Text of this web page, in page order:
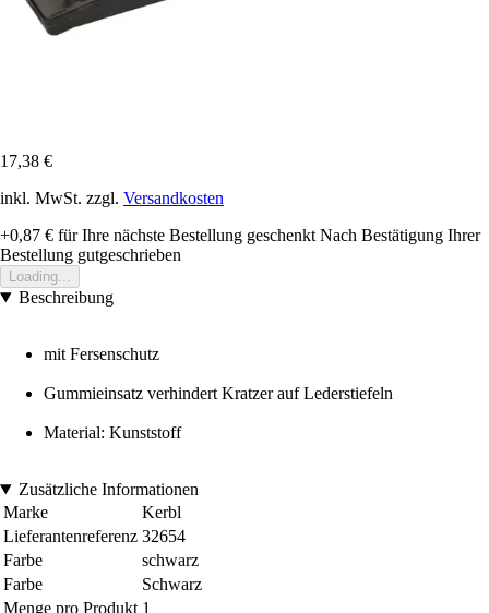
17,38 €
inkl. MwSt. zzgl. Versandkosten
+0,87 € für Ihre nächste Bestellung geschenkt Nach Bestätigung Ihrer
Bestellung gutgeschrieben
Loading...
Beschreibung
mit Fersenschutz
Gummieinsatz verhindert Kratzer auf Lederstiefeln
Material: Kunststoff
Zusätzliche Informationen
Marke
Kerbl
Lieferantenreferenz 32654
Farbe
schwarz
Farbe
Schwarz
Menge pro Produkt 1